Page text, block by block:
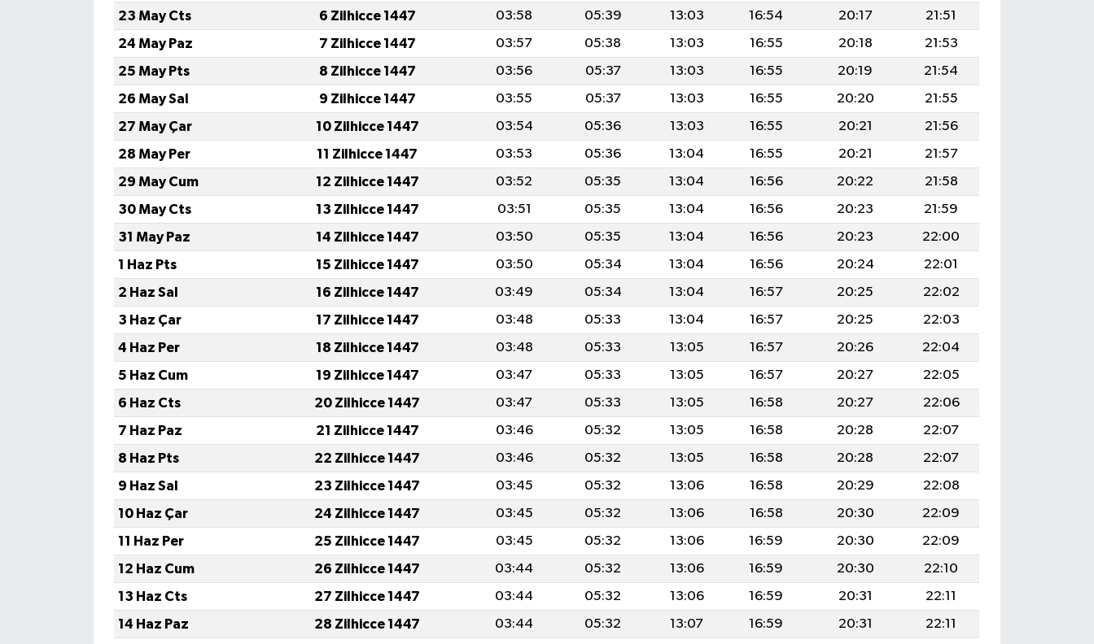
23 May Cts
6 Zilhicce 1447 03:58 05:39 13:03 16:54 20:17
21:51
24 May Paz
7 Zilhicce 1447 03:57 05:38 13:03 16:55 20:18
21:53
25 May Pts
8 Zilhicce 1447 03:56 05:37 13:03 16:55 20:19
21:54
26 May Sal
9 Zilhicce 1447 03:55 05:37 13:03 16:55 20:20
21:55
27 May Çar
10 Zilhicce 1447 03:54 05:36 13:03 16:55 20:21
21:56
28 May Per
11 Zilhicce 1447 03:53 05:36 13:04 16:55 20:21
21:57
29 May Cum
12 Zilhicce 1447 03:52 05:35 13:04 16:56 20:22
21:58
30 May Cts
13 Zilhicce 1447 03:51 05:35 13:04 16:56 20:23
21:59
31 May Paz
14 Zilhicce 1447 03:50 05:35 13:04 16:56 20:23
22:00
1 Haz Pts
15 Zilhicce 1447 03:50 05:34 13:04 16:56 20:24
22:01
2 Haz Sal
16 Zilhicce 1447 03:49 05:34 13:04 16:57 20:25
22:02
3 Haz Çar
17 Zilhicce 1447 03:48 05:33 13:04 16:57 20:25
22:03
4 Haz Per
18 Zilhicce 1447 03:48 05:33 13:05 16:57 20:26
22:04
5 Haz Cum
19 Zilhicce 1447 03:47 05:33 13:05 16:57 20:27
22:05
6 Haz Cts
20 Zilhicce 1447 03:47 05:33 13:05 16:58 20:27
22:06
7 Haz Paz
21 Zilhicce 1447 03:46 05:32 13:05 16:58 20:28
22:07
8 Haz Pts
22 Zilhicce 1447 03:46 05:32 13:05 16:58 20:28
22:07
9 Haz Sal
23 Zilhicce 1447 03:45 05:32 13:06 16:58 20:29
22:08
10 Haz Çar
24 Zilhicce 1447 03:45 05:32 13:06 16:58 20:30
22:09
11 Haz Per
25 Zilhicce 1447 03:45 05:32 13:06 16:59 20:30
22:09
12 Haz Cum
26 Zilhicce 1447 03:44 05:32 13:06 16:59 20:30
22:10
13 Haz Cts
27 Zilhicce 1447 03:44 05:32 13:06 16:59 20:31
22:11
14 Haz Paz
28 Zilhicce 1447 03:44 05:32 13:07 16:59 20:31
22:11